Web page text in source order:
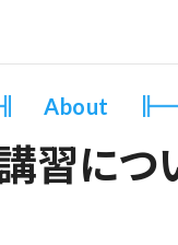
About
習につ